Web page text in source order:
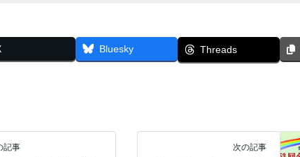
Bluesky Threads
記事 次の記事